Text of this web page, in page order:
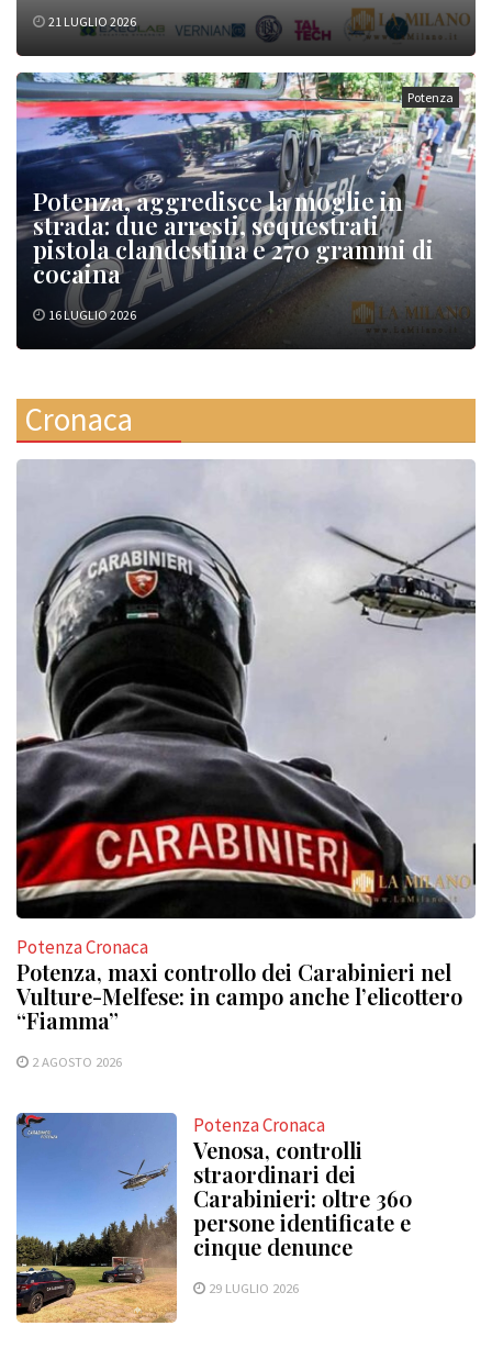
21 LUGLIO 2026
Potenza
Potenza, aggredisce la moglie in
strada: due arresti, sequestrati
pistola clandestina e 270 grammi di
cocaina
16 LUGLIO 2026
Cronaca
Potenza Cronaca
Potenza, maxi controllo dei Carabinieri nel
Vulture-Melfese: in campo anche l’elicottero
“Fiamma”
2 AGOSTO 2026
Potenza Cronaca
Venosa, controlli
straordinari dei
Carabinieri: oltre 360
persone identificate e
cinque denunce
29 LUGLIO 2026